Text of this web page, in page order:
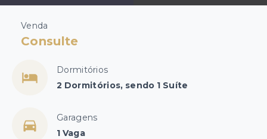
Venda
Consulte
Dormitórios
2 Dormitórios, sendo 1 Suíte
Garagens
1 Vaga